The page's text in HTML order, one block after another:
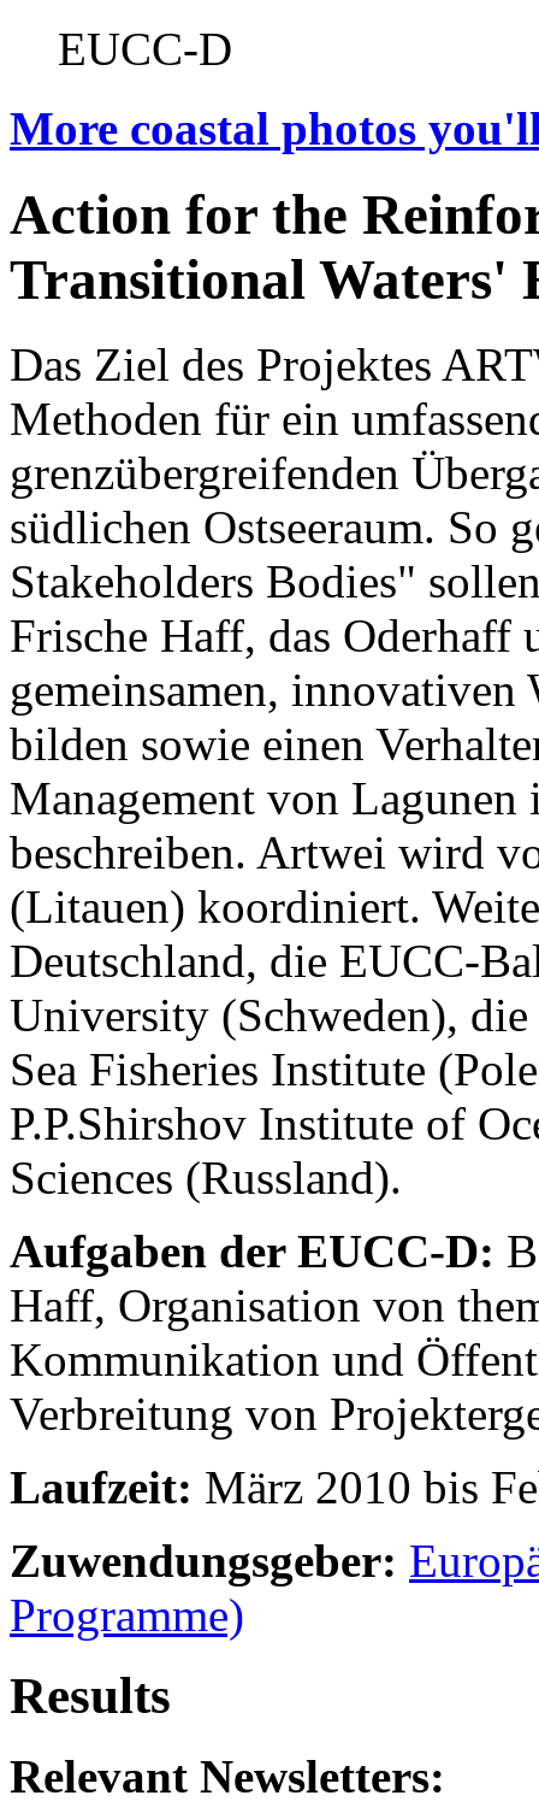
EUCC-D
More coastal photos
Action for the
Transitional Waters'
Das Ziel des Projektes
Methoden für ein
grenzübergreifenden
südlichen Ostseeraum. So
Stakeholders Bodies"
Frische Haff, das Oderhaff
gemeinsamen, innovativen
bilden sowie einen
Management von Lagunen
beschreiben. Artwei wird
(Litauen) koordiniert.
Deutschland, die EUCC-
University (Schweden),
Sea Fisheries Institute
P.P.Shirshov Institute of
Sciences (Russland).
Aufgaben der EUCC-D:
Haff, Organisation von
Kommunikation und
Verbreitung von
Laufzeit: März 2010 bis
Zuwendungsgeber:
Programme)
Results
Relevant Newsletters: